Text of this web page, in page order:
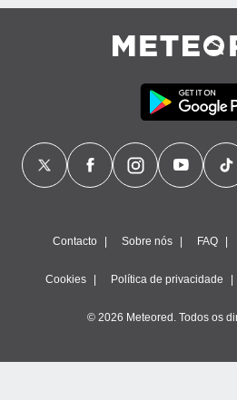
Contacto Sobre nós FAQ
Cookies Política de privacidade
© 2026 Meteored. Todos os